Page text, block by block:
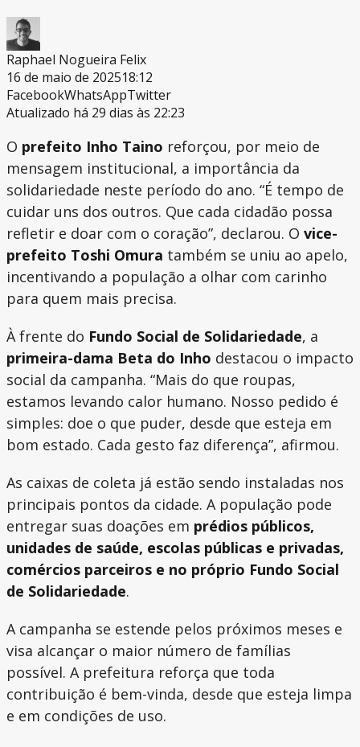
Raphael Nogueira Felix
16 de maio de 202518:12
FacebookWhatsAppTwitter
Atualizado há 29 dias às 22:23
O prefeito Inho Taino reforçou, por meio de
mensagem institucional, a importância da
solidariedade neste período do ano. “É tempo de
cuidar uns dos outros. Que cada cidadão possa
refletir e doar com o coração”, declarou. O vice-
prefeito Toshi Omura também se uniu ao apelo,
incentivando a população a olhar com carinho
para quem mais precisa.
À frente do Fundo Social de Solidariedade, a
primeira-dama Beta do Inho destacou o impacto
social da campanha. “Mais do que roupas,
estamos levando calor humano. Nosso pedido é
simples: doe o que puder, desde que esteja em
bom estado. Cada gesto faz diferença”, afirmou.
As caixas de coleta já estão sendo instaladas nos
principais pontos da cidade. A população pode
entregar suas doações em prédios públicos,
unidades de saúde, escolas públicas e privadas,
comércios parceiros e no próprio Fundo Social
de Solidariedade.
A campanha se estende pelos próximos meses e
visa alcançar o maior número de famílias
possível. A prefeitura reforça que toda
contribuição é bem-vinda, desde que esteja limpa
e em condições de uso.